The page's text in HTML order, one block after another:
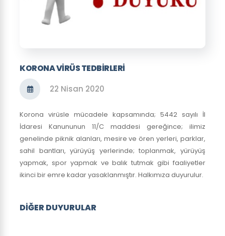
KORONA VIRÜS TEDBIRLERI
22 Nisan 2020
Korona virüsle mücadele kapsamında; 5442 sayılı İl
İdaresi Kanununun 11/C maddesi gereğince; ilimiz
genelinde piknik alanları, mesire ve ören yerleri, parklar,
sahil bantları, yürüyüş yerlerinde; toplanmak, yürüyüş
yapmak, spor yapmak ve balık tutmak gibi faaliyetler
ikinci bir emre kadar yasaklanmıştır. Halkımıza duyurulur.
DİĞER DUYURULAR